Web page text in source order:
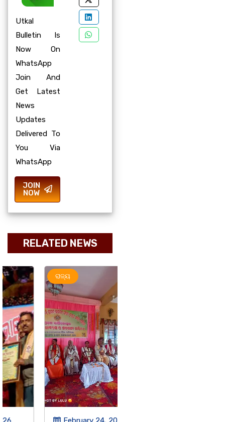
Utkal
Bulletin Is
Now On
WhatsApp
Join And
Get Latest
News
Updates
Delivered To
You Via
WhatsApp
JOIN
NOW
RELATED NEWS
ରାଜ୍ୟ